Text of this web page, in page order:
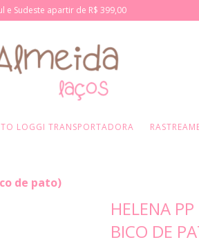
e Sudeste apartir de R$ 399,00
LOGGI TRANSPORTADORA
de pato)
HELENA
BICO DE